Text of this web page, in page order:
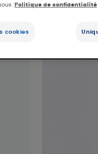
: Politique de confidentialité
cookies